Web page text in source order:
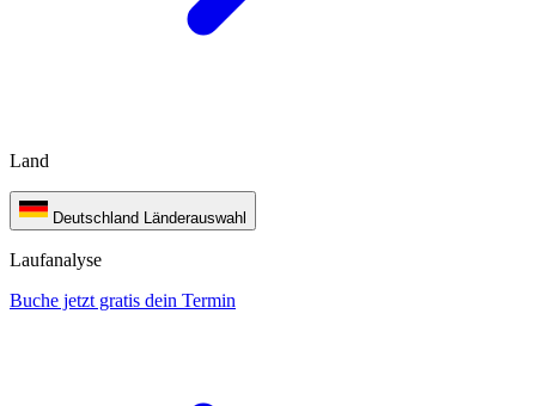
Land
Deutschland Länderauswahl
Laufanalyse
Buche jetzt gratis dein Termin